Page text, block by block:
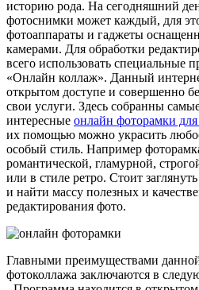
историю рода. На сегодняшний
фотоснимки может каждый, для
фотоаппараты и гаджеты
камерами. Для обработки
всего использовать специальные
«Онлайн коллаж». Данный
открытом доступе и совершенно
свои услуги. Здесь собранны
интересные онлайн фоторамки
их помощью можно украсить
особый стиль. Например
романтической, гламурной,
или в стиле ретро. Стоит
и найти массу полезных и
редактирования фото.
Главными преимуществами
фотоколлажа заключаются в